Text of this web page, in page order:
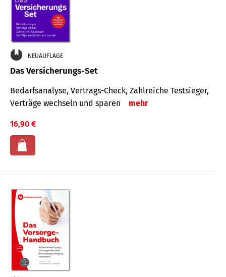
NEUAUFLAGE
Das Versicherungs-Set
Bedarfsanalyse, Vertrags-Check, Zahlreiche Testsieger,
Verträge wechseln und sparen
mehr
16,90 €